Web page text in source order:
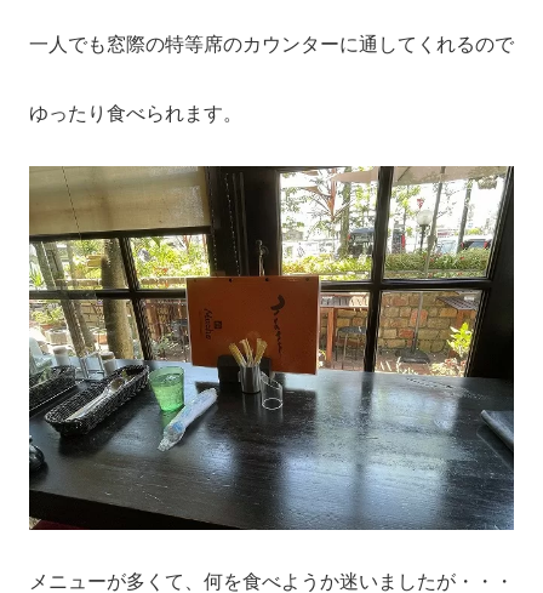
一人でも窓際の特等席のカウンターに通してくれるので
ゆったり食べられます。
メニューが多くて、何を食べようか迷いましたが・・・